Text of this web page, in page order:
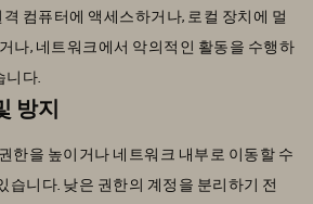
컴퓨터에 액세스하거나, 로컬 장치에 멀
나, 네트워크에서 악의적인 활동을 수행하
니다.
방지
한을 높이거나 네트워크 내부로 이동할 수
습니다. 낮은 권한의 계정을 분리하기 전